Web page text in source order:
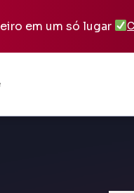
em um só lugar
a ponta
Sienge
Eficiência